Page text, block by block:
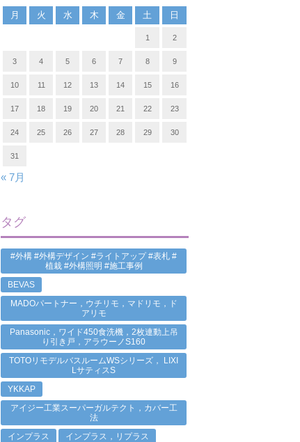
月 火 水 木 金 土 日
1 2
3 4 5 6 7 8 9
10 11 12 13 14 15 16
17 18 19 20 21 22 23
24 25 26 27 28 29 30
31
« 7月
タグ
#外構 #外構デザイン #ライトアップ #表札 #
植栽 #外構照明 #施工事例
BEVAS
MADOパートナー，ウチリモ，マドリモ，ド
アリモ
Panasonic，ワイド450食洗機，2枚連動上吊
り引き戸，アラウーノS160
TOTOリモデルバスルームWSシリーズ， LIXI
LサティスS
YKKAP
アイジー工業スーパーガルテクト，カバー工
法
インプラス
インプラス，リプラス